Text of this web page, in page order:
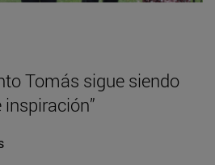
Tomás sigue siendo